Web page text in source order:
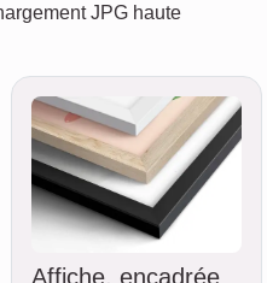
JPG haute
Affiche, encadrée